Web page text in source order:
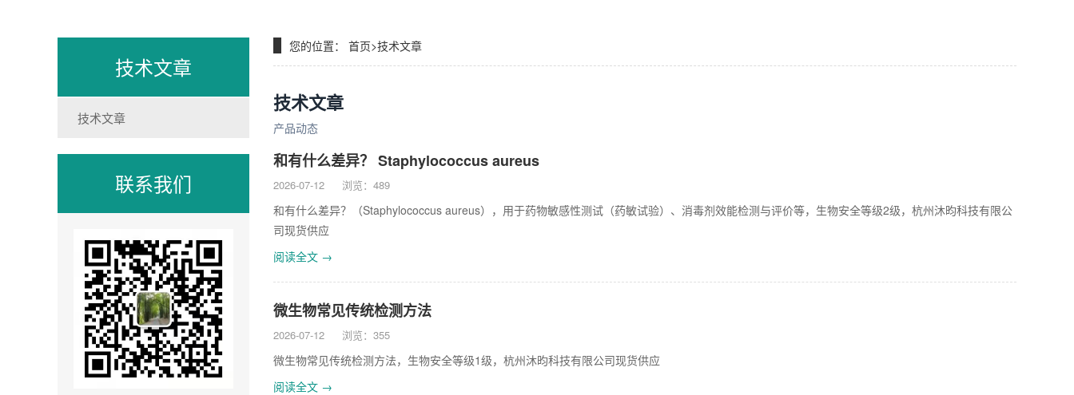
技术文章
技术文章
联系我们
您的位置： 首页>技术文章
技术文章
产品动态
和有什么差异？ Staphylococcus aureus
2026-07-12 浏览：489
和有什么差异？（Staphylococcus aureus），用于药物敏感性测试（药敏试验）、消毒剂效能检测与评价等，生物安全等级2级，杭州沐昀科技有限公
司现货供应
阅读全文 →
微生物常见传统检测方法
2026-07-12 浏览：355
微生物常见传统检测方法，生物安全等级1级，杭州沐昀科技有限公司现货供应
阅读全文 →